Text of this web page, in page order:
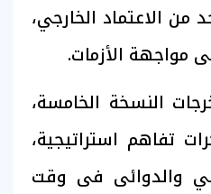
من الاعتماد الخارجي،
مواجهة الأزمات.
النسخة الخامسة،
تفاهم استراتيجية،
والدوائى فى وقت